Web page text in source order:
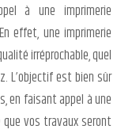
à une imprimerie
effet, une imprimerie
irréprochable, quel
L’objectif est bien sûr
en faisant appel à une
vos travaux seront